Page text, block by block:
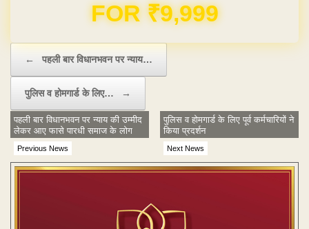
Domain & Hosting FREE for 1 Year
← पहली बार विधानभवन पर न्याय…
पुलिस व होमगार्ड के लिए… →
Previous News
पहली बार विधानभवन पर न्याय की उम्मीद
लेकर आए फासे पारधी समाज के लोग
Next News
पुलिस व होमगार्ड के लिए पूर्व कर्मचारियों ने
किया प्रदर्शन